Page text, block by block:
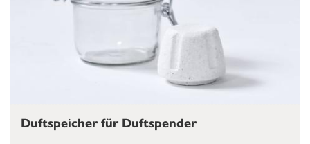
Duftspeicher für Duftspender